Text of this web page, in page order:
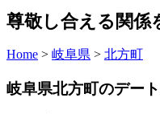
尊敬し合える関係
Home > 岐阜県 > 北方町
岐阜県北方町のデー